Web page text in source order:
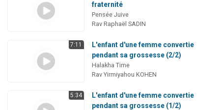
fraternité
Pensée Juive
Rav Raphaël SADIN
7:11
L'enfant d'une femme convertie
pendant sa grossesse (2/2)
Halakha Time
Rav Yirmiyahou KOHEN
5:34
L'enfant d'une femme convertie
pendant sa grossesse (1/2)